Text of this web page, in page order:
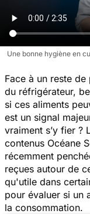
Une bonne hygiène en
Face à un reste
du réfrigérateur,
si ces aliments
est un signal
vraiment s’y fier ?
contenus Océane
récemment
reçues autour de
qu'utile dans
pour évaluer si un
la consommation.